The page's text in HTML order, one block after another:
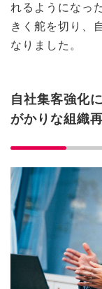
れるようになっ
きく舵を切り、
なりました。
自社集客強化
がかりな組織